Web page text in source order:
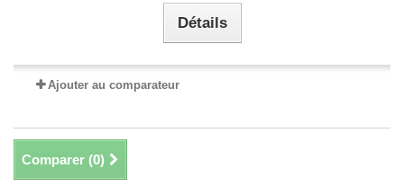
Détails
Ajouter au comparateur
Comparer (0)